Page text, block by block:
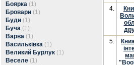
Боярка (1)
Бровари (1)
Буди (1)
Буча (1)
Варва (1)
Васильківка (1)
Великий Бурлук (1)
Веселе (1)
4.
5.